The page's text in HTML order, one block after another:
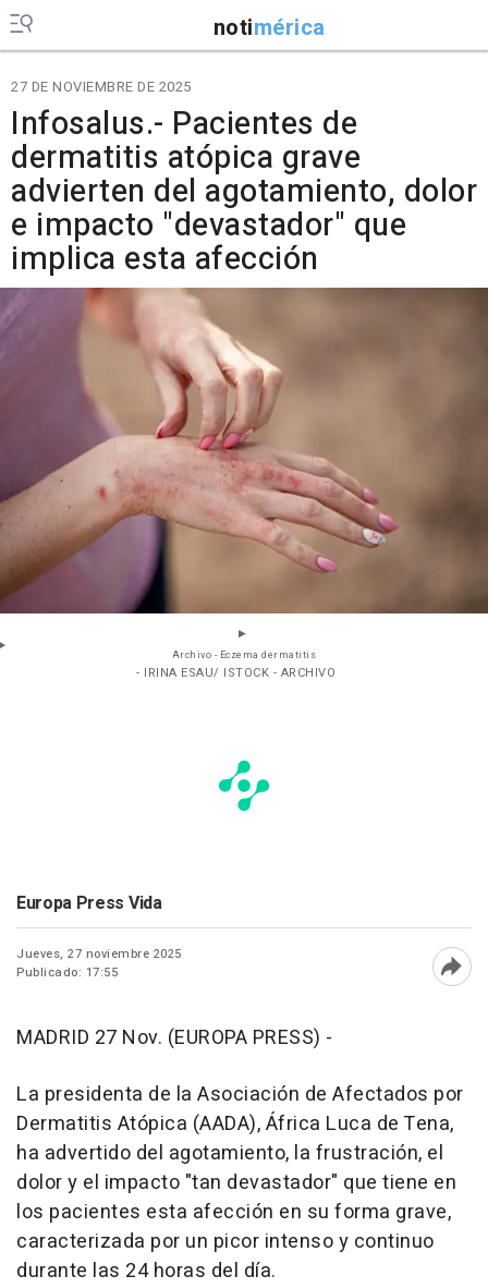
notimérica
27 DE NOVIEMBRE DE 2025
Infosalus.- Pacientes de
dermatitis atópica grave
advierten del agotamiento, dolor
e impacto "devastador" que
implica esta afección
Archivo - Eczema dermatitis
- IRINA ESAU/ ISTOCK - ARCHIVO
Europa Press Vida
Jueves, 27 noviembre 2025
Publicado: 17:55
MADRID 27 Nov. (EUROPA PRESS) -
La presidenta de la Asociación de Afectados por
Dermatitis Atópica (AADA), África Luca de Tena,
ha advertido del agotamiento, la frustración, el
dolor y el impacto "tan devastador" que tiene en
los pacientes esta afección en su forma grave,
caracterizada por un picor intenso y continuo
durante las 24 horas del día.